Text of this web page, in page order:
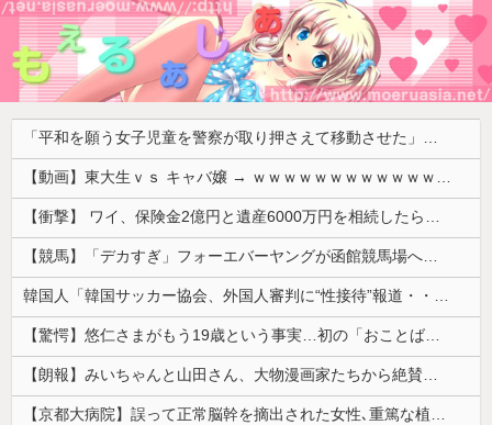
「平和を願う女子児童を警察が取り押さえて移動させた」と市民団体が告発、「児童……どこ？」とガチで困惑する人が続出
【動画】東大生ｖｓ キャバ嬢 → ｗｗｗｗｗｗｗｗｗｗｗｗｗｗｗｗｗｗ
【衝撃】 ワイ、保険金2億円と遺産6000万円を相続したら「こう」なった・・・
【競馬】「デカすぎ」フォーエバーヤングが函館競馬場へ入厩 573キロ 矢作師「もう1段パワーアップ」
韓国人「韓国サッカー協会、外国人審判に“性接待”報道・・・」→「2002年の審判買収が事実だったのか？」「日本人が言ってたこと正しかったね・・・...
【驚愕】悠仁さまがもう19歳という事実…初の「おことば」にネット民驚嘆
【朗報】みいちゃんと山田さん、大物漫画家たちから絶賛されるｗｗｗｗ
【京都大病院】誤って正常脳幹を摘出された女性､重篤な植物状態だが意識は正常で何かを思考していると判明